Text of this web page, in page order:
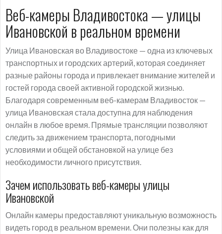
Веб-камеры Владивостока — улицы
Ивановской в реальном времени
Улица Ивановская во Владивостоке — одна из ключевых
транспортных и городских артерий, которая соединяет
разные районы города и привлекает внимание жителей и
гостей города своей активной городской жизнью.
Благодаря современным веб-камерам Владивосток —
улица Ивановская стала доступна для наблюдения
онлайн в любое время. Прямые трансляции позволяют
следить за движением транспорта, погодными
условиями и общей обстановкой на улице без
необходимости личного присутствия.
Зачем использовать веб-камеры улицы
Ивановской
Онлайн камеры предоставляют уникальную возможность
видеть город в реальном времени. Они полезны как для